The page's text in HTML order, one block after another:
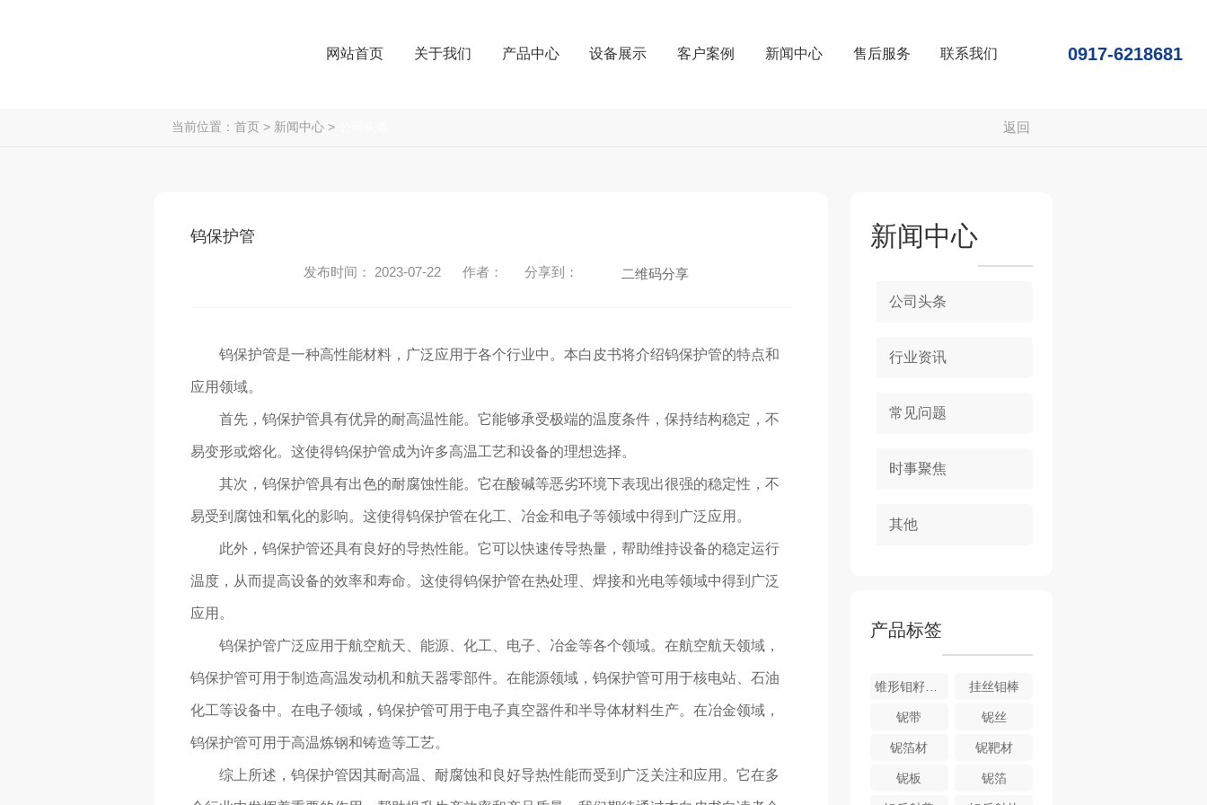
网站首页 关于我们 产品中心 设备展示 客户案例 新闻中心 售后服务 联系我们 0917-6218681
当前位置： 首页 > 新闻中心 > 返回
钨保护管
发布时间： 2023-07-22 作者： 分享到： 二维码分享
钨保护管是一种高性能材料，广泛应用于各个行业中。本白皮书将介绍钨保护管的特点和
应用领域。
首先，钨保护管具有优异的耐高温性能。它能够承受极端的温度条件，保持结构稳定，不
易变形或熔化。这使得钨保护管成为许多高温工艺和设备的理想选择。
其次，钨保护管具有出色的耐腐蚀性能。它在酸碱等恶劣环境下表现出很强的稳定性，不
易受到腐蚀和氧化的影响。这使得钨保护管在化工、冶金和电子等领域中得到广泛应用。
此外，钨保护管还具有良好的导热性能。它可以快速传导热量，帮助维持设备的稳定运行
温度，从而提高设备的效率和寿命。这使得钨保护管在热处理、焊接和光电等领域中得到广泛
应用。
钨保护管广泛应用于航空航天、能源、化工、电子、冶金等各个领域。在航空航天领域，
钨保护管可用于制造高温发动机和航天器零部件。在能源领域，钨保护管可用于核电站、石油
化工等设备中。在电子领域，钨保护管可用于电子真空器件和半导体材料生产。在冶金领域，
钨保护管可用于高温炼钢和铸造等工艺。
综上所述，钨保护管因其耐高温、耐腐蚀和良好导热性能而受到广泛关注和应用。它在多
新闻中心
公司头条
行业资讯
常见问题
时事聚焦
其他
产品标签
挂丝钼棒
铌带 铌丝
铌箔材 铌靶材
铌板 铌箔